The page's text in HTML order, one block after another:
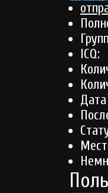
ICQ:
Дата